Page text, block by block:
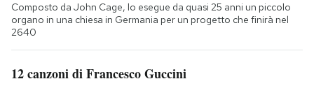
Composto da John Cage, lo esegue da quasi 25 anni un piccolo
organo in una chiesa in Germania per un progetto che finirà nel
2640
12 canzoni di Francesco Guccini